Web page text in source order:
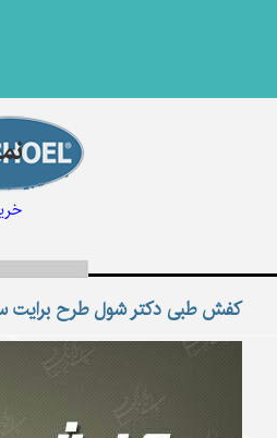
کفش طبی دکتر شول طرح برایت